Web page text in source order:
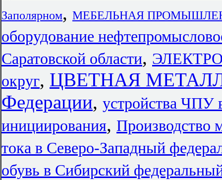
Заполярном, МЕБЕЛЬНАЯ
оборудование
Саратовской области,
округ, ЦВЕТНАЯ
Федерации, устройства ЧПУ
инициирования, Производство
тока в Северо-Западный
обувь в Сибирский